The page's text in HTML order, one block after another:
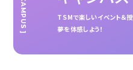
TSMで楽しいイベント＆授
夢を体感しよう！